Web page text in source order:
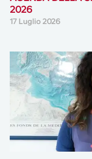
2026
17 Luglio 2026